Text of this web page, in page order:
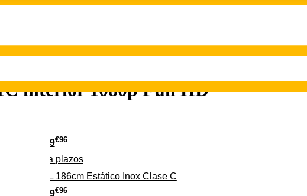
349€96
Pago a plazos
C 315L 186cm Estático Inox Clase C
369€96
interior 1080p Full HD